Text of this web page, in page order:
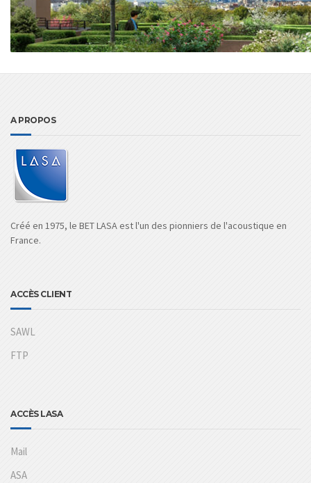
A PROPOS
Créé en 1975, le BET LASA est l'un des pionniers de l'acoustique en
France.
ACCÈS CLIENT
SAWL
FTP
ACCÈS LASA
Mail
ASA